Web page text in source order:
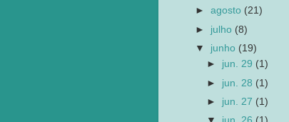
►agosto (21)
► julho (8)
▼ junho (19)
► jun. 29 (1)
► jun. 28 (1)
► jun. 27 (1)